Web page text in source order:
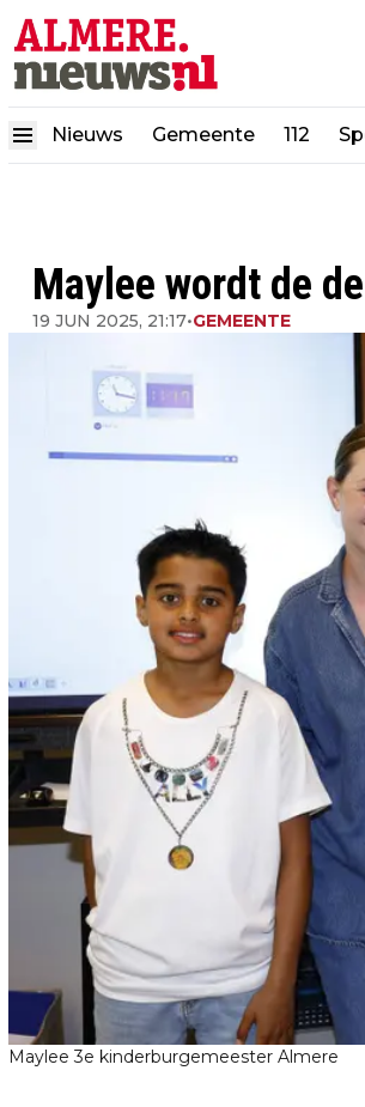
Nieuws Gemeente 112
Maylee wordt de
19 JUN 2025, 21:17•GEMEENTE
Maylee 3e kinderburgemeester Almere